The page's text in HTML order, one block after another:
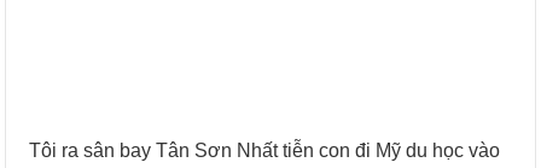
Tôi ra sân bay Tân Sơn Nhất tiễn con đi Mỹ du học vào